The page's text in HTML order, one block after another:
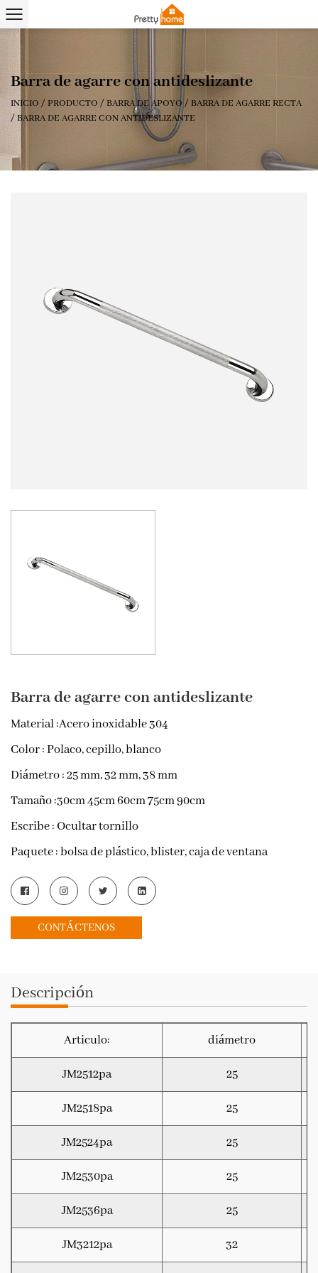
Barra de agarre con antideslizante
INICIO /PRODUCTO /BARRA DE APOYO/BARRA DE AGARRE RECTA
/BARRA DE AGARRE CON ANTIDESLIZANTE
Barra de agarre con antideslizante
Material:Acero inoxidable 304
Color: Polaco, cepillo, blanco
Diámetro: 25 mm, 32 mm, 38 mm
Tamaño:30cm 45cm 60cm 75cm 90cm
Escribe: Ocultar tornillo
Paquete: bolsa de plástico, blister, caja de ventana
CONTÁCTENOS
Descripción
Articulo: diámetro
JM2512pa 25
JM2518pa 25
JM2524pa 25
JM2530pa 25
JM2536pa 25
JM3212pa 32